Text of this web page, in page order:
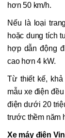
hơn 50 km/h.
Nếu là loại
hoặc dung tích
hợp dẫn động
cao hơn 4 kW.
Từ thiết kế,
mẫu xe điện
điện dưới 20
trước thềm năm
Xe máy điện